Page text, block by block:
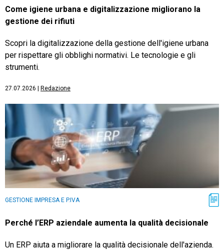
Come igiene urbana e digitalizzazione migliorano la
gestione dei rifiuti
Scopri la digitalizzazione della gestione dell'igiene urbana
per rispettare gli obblighi normativi. Le tecnologie e gli
strumenti.
27.07.2026 Redazione
GESTIONE IMPRESA E P.IVA
Perché l’ERP aziendale aumenta la qualità decisionale
Un ERP aiuta a migliorare la qualità decisionale dell'azienda.